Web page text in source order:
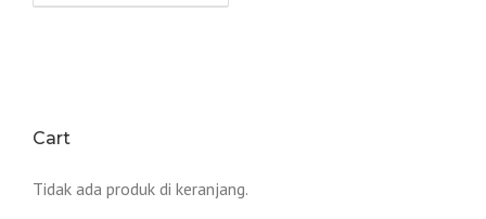
Cart
Tidak ada produk di keranjang.